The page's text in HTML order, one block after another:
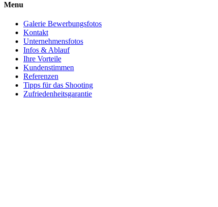
Menu
Galerie Bewerbungsfotos
Kontakt
Unternehmensfotos
Infos & Ablauf
Ihre Vorteile
Kundenstimmen
Referenzen
Tipps für das Shooting
Zufriedenheitsgarantie